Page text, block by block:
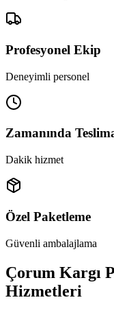
Profesyonel Ekip
Deneyimli personel
Zamanında
Dakik hizmet
Özel Paketleme
Güvenli ambalajlama
Çorum Kargı
Hizmetleri